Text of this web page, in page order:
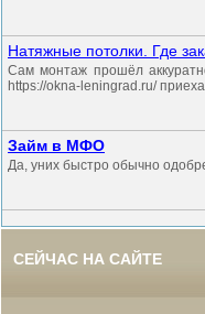
Натяжные потолки. Где
Сам монтаж прошёл
https://okna-leningrad.ru/
Займ в МФО
Да, уних быстро обычно
СЕЙЧАС НА САЙТЕ